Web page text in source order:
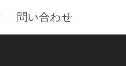
問い合わせ